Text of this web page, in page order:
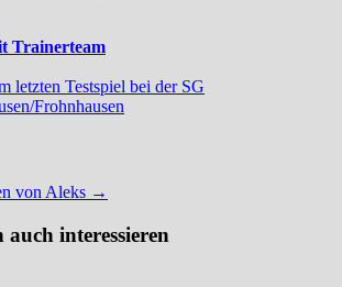
Trainerteam
letzten Testspiel bei der SG
Frohnhausen
von Aleks →
interessieren